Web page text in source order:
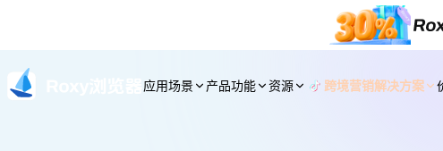
应用场景 产品功能 资源 跨境营销解决方案